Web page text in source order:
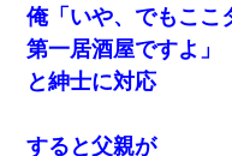
私『貯金貯まったし、やっ
帯住宅にした。それに貯金
っ」私『使った貯金はあ
【画像】女上司(30)「終電
きます！」
俺「いや、でもここ
第一居酒屋ですよ」
と紳士に対応
すると父親が